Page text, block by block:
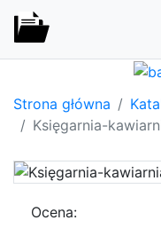
Strona główna
Księgarnia-
Ocena: